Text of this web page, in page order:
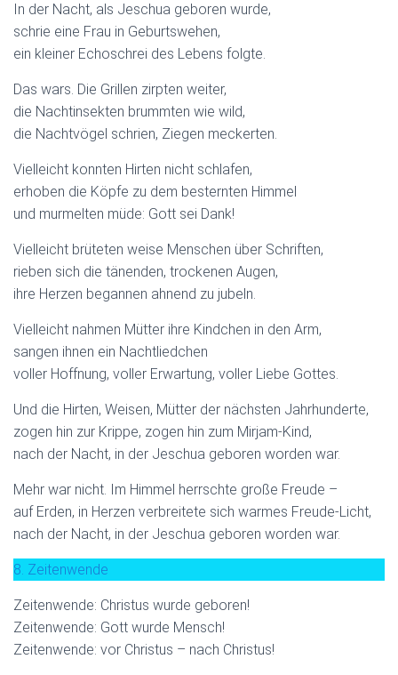
In der Nacht, als Jeschua geboren wurde,
schrie eine Frau in Geburtswehen,
ein kleiner Echoschrei des Lebens folgte.
Das wars. Die Grillen zirpten weiter,
die Nachtinsekten brummten wie wild,
die Nachtvögel schrien, Ziegen meckerten.
Vielleicht konnten Hirten nicht schlafen,
erhoben die Köpfe zu dem besternten Himmel
und murmelten müde: Gott sei Dank!
Vielleicht brüteten weise Menschen über Schriften,
rieben sich die tänenden, trockenen Augen,
ihre Herzen begannen ahnend zu jubeln.
Vielleicht nahmen Mütter ihre Kindchen in den Arm,
sangen ihnen ein Nachtliedchen
voller Hoffnung, voller Erwartung, voller Liebe Gottes.
Und die Hirten, Weisen, Mütter der nächsten Jahrhunderte,
zogen hin zur Krippe, zogen hin zum Mirjam-Kind,
nach der Nacht, in der Jeschua geboren worden war.
Mehr war nicht. Im Himmel herrschte große Freude –
auf Erden, in Herzen verbreitete sich warmes Freude-Licht,
nach der Nacht, in der Jeschua geboren worden war.
8. Zeitenwende
Zeitenwende: Christus wurde geboren!
Zeitenwende: Gott wurde Mensch!
Zeitenwende: vor Christus – nach Christus!